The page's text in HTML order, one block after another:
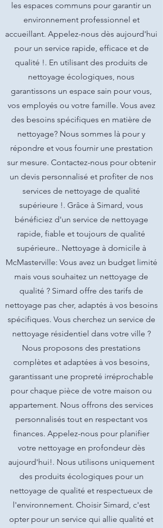
les espaces communs pour garantir un
environnement professionnel et
accueillant. Appelez-nous dès aujourd'hui
pour un service rapide, efficace et de
qualité !. En utilisant des produits de
nettoyage écologiques, nous
garantissons un espace sain pour vous,
vos employés ou votre famille. Vous avez
des besoins spécifiques en matière de
nettoyage? Nous sommes là pour y
répondre et vous fournir une prestation
sur mesure. Contactez-nous pour obtenir
un devis personnalisé et profiter de nos
services de nettoyage de qualité
supérieure !. Grâce à Simard, vous
bénéficiez d'un service de nettoyage
rapide, fiable et toujours de qualité
supérieure.. Nettoyage à domicile à
McMasterville: Vous avez un budget limité
mais vous souhaitez un nettoyage de
qualité ? Simard offre des tarifs de
nettoyage pas cher, adaptés à vos besoins
spécifiques. Vous cherchez un service de
nettoyage résidentiel dans votre ville ?
Nous proposons des prestations
complètes et adaptées à vos besoins,
garantissant une propreté irréprochable
pour chaque pièce de votre maison ou
appartement. Nous offrons des services
personnalisés tout en respectant vos
finances. Appelez-nous pour planifier
votre nettoyage en profondeur dès
aujourd'hui!. Nous utilisons uniquement
des produits écologiques pour un
nettoyage de qualité et respectueux de
l'environnement. Choisir Simard, c'est
opter pour un service qui allie qualité et